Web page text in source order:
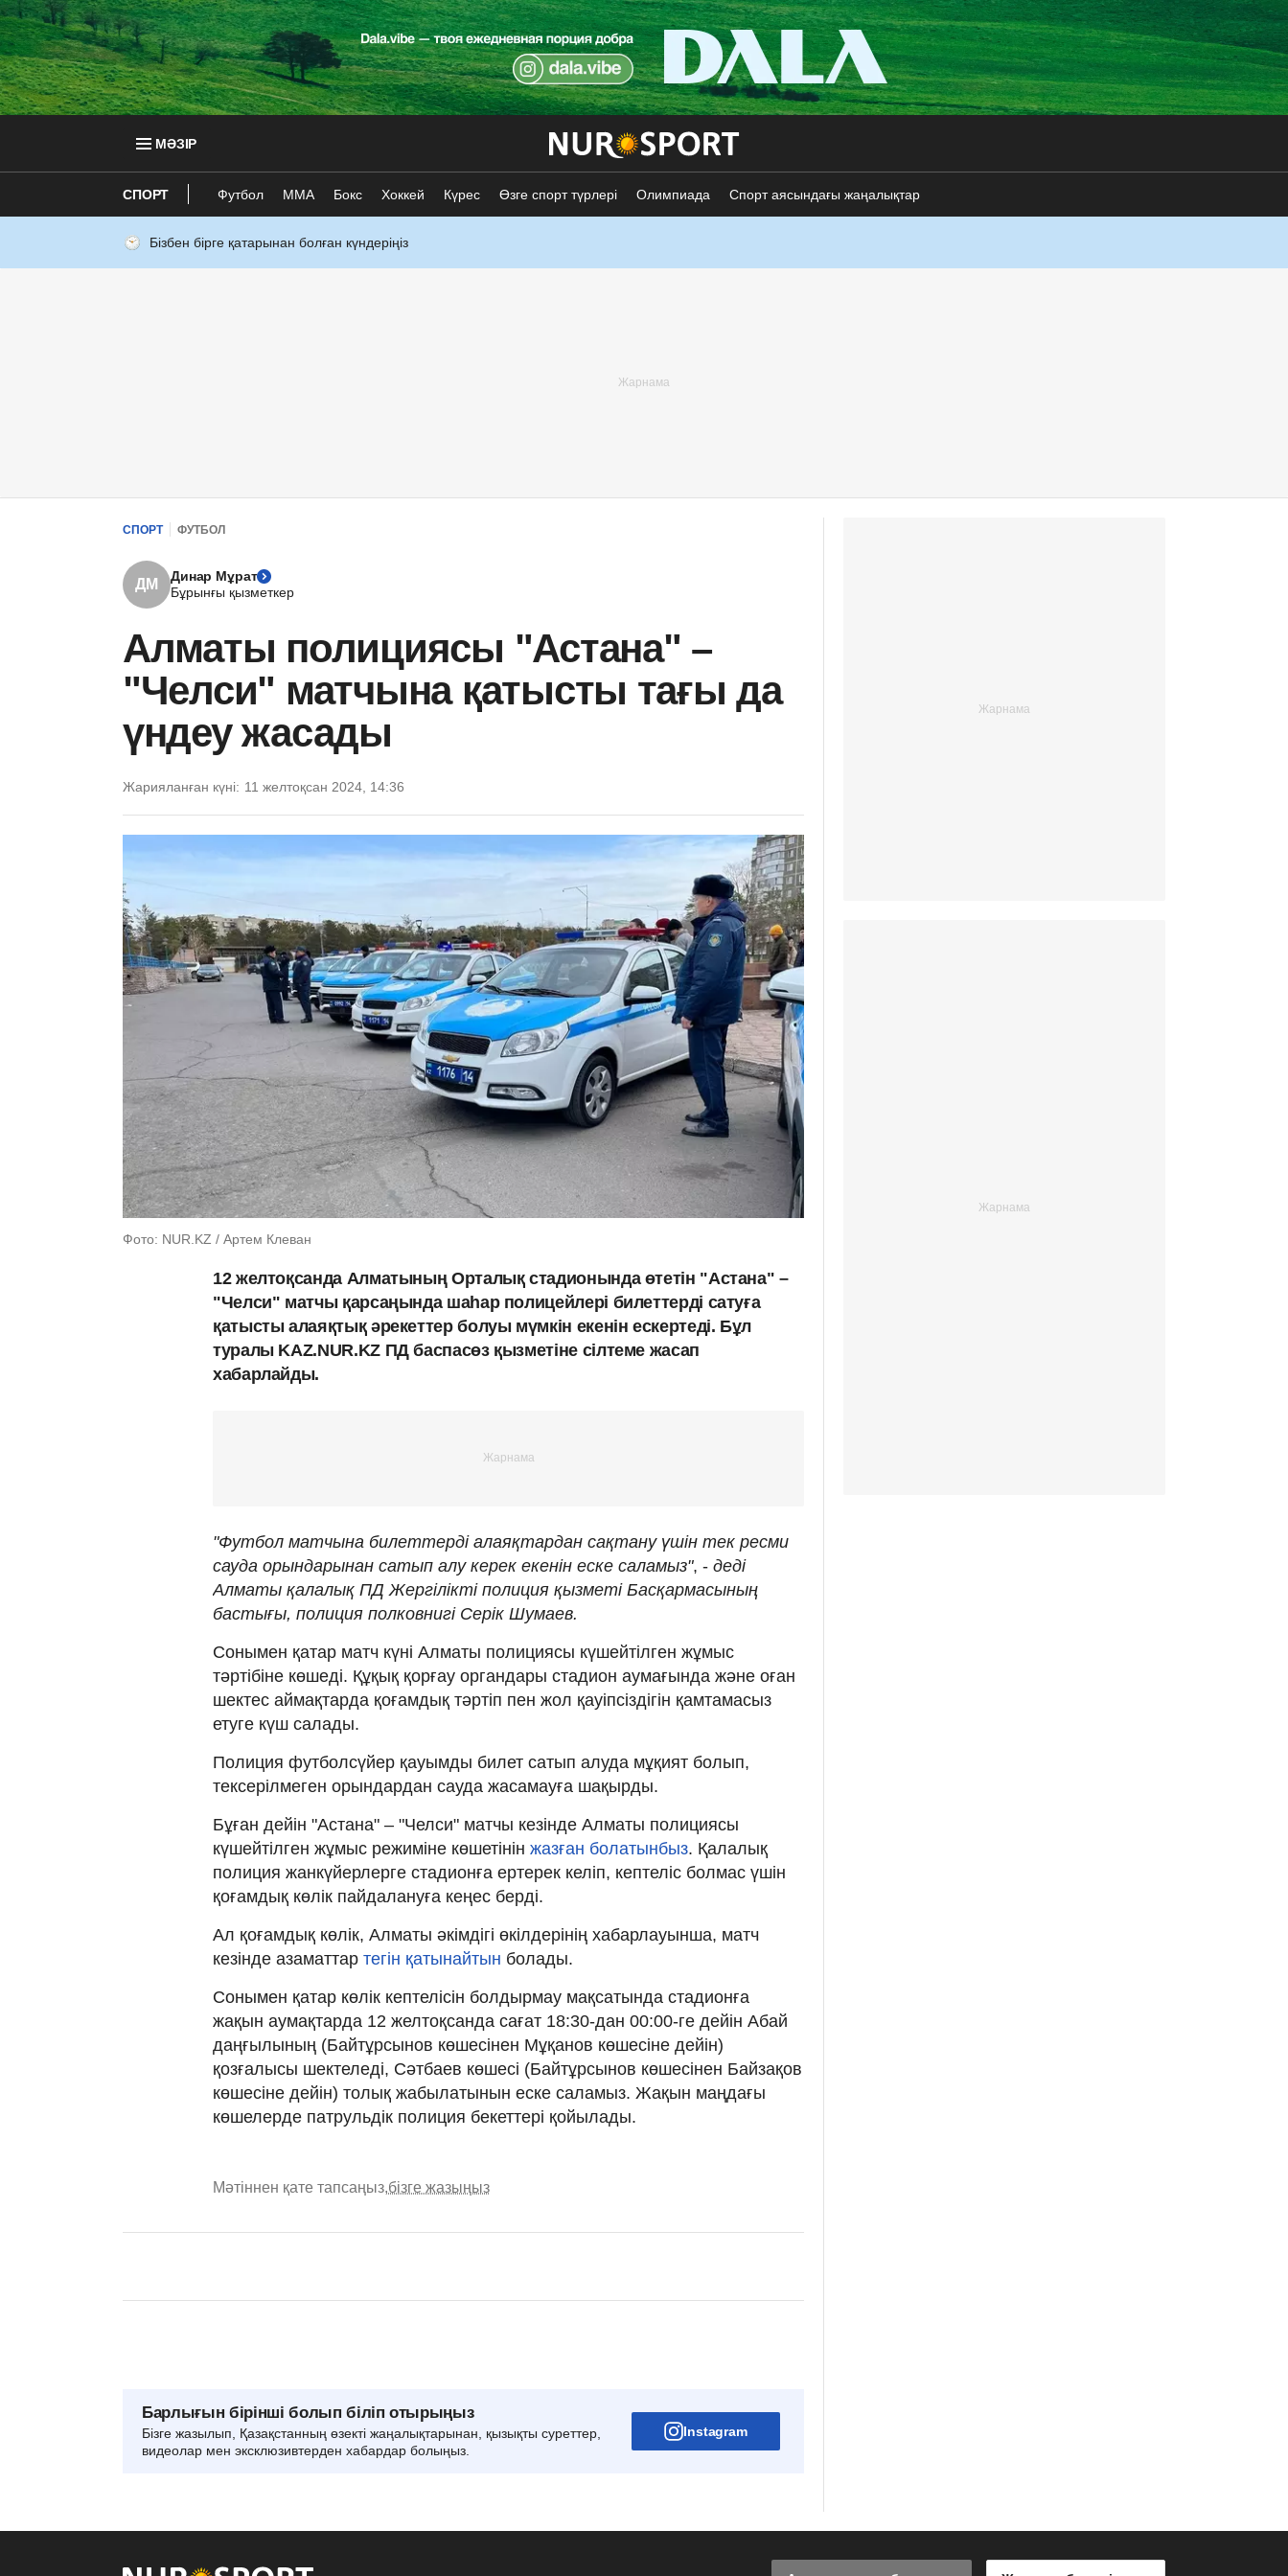
МӘЗІР
СПОРТ Футбол ММА Бокс Хоккей Күрес Өзге спорт түрлері Олимпиада Спорт аясындағы жаңалықтар
Бізбен бірге қатарынан болған күндеріңіз
СПОРТ ФУТБОЛ
ДМ
Динар Мұрат
Бұрынғы қызметкер
Алматы полициясы "Астана" –
"Челси" матчына қатысты тағы да
үндеу жасады
Жарияланған күні: 11 желтоқсан 2024, 14:36
Фото: NUR.KZ / Артем Клеван
12 желтоқсанда Алматының Орталық стадионында өтетін "Астана" –
"Челси" матчы қарсаңында шаһар полицейлері билеттерді сатуға
қатысты алаяқтық әрекеттер болуы мүмкін екенін ескертеді. Бұл
туралы KAZ.NUR.KZ ПД баспасөз қызметіне сілтеме жасап
хабарлайды.
"Футбол матчына билеттерді алаяқтардан сақтану үшін тек ресми
сауда орындарынан сатып алу керек екенін еске саламыз", - деді
Алматы қалалық ПД Жергілікті полиция қызметі Басқармасының
бастығы, полиция полковнигі Серік Шумаев.
Сонымен қатар матч күні Алматы полициясы күшейтілген жұмыс
тәртібіне көшеді. Құқық қорғау органдары стадион аумағында және оған
шектес аймақтарда қоғамдық тәртіп пен жол қауіпсіздігін қамтамасыз
етуге күш салады.
Полиция футболсүйер қауымды билет сатып алуда мұқият болып,
тексерілмеген орындардан сауда жасамауға шақырды.
Бұған дейін "Астана" – "Челси" матчы кезінде Алматы полициясы
күшейтілген жұмыс режиміне көшетінін жазған болатынбыз. Қалалық
полиция жанкүйерлерге стадионға ертерек келіп, кептеліс болмас үшін
қоғамдық көлік пайдалануға кеңес берді.
Ал қоғамдық көлік, Алматы әкімдігі өкілдерінің хабарлауынша, матч
кезінде азаматтар тегін қатынайтын болады.
Сонымен қатар көлік кептелісін болдырмау мақсатында стадионға
жақын аумақтарда 12 желтоқсанда сағат 18:30-дан 00:00-ге дейін Абай
даңғылының (Байтұрсынов көшесінен Мұқанов көшесіне дейін)
қозғалысы шектеледі, Сәтбаев көшесі (Байтұрсынов көшесінен Байзақов
көшесіне дейін) толық жабылатынын еске саламыз. Жақын маңдағы
көшелерде патрульдік полиция бекеттері қойылады.
Мәтіннен қате тапсаңыз,бізге жазыңыз
Барлығын бірінші болып біліп отырыңыз
Бізге жазылып, Қазақстанның өзекті жаңалықтарынан, қызықты суреттер,
видеолар мен эксклюзивтерден хабардар болыңыз.
Instagram